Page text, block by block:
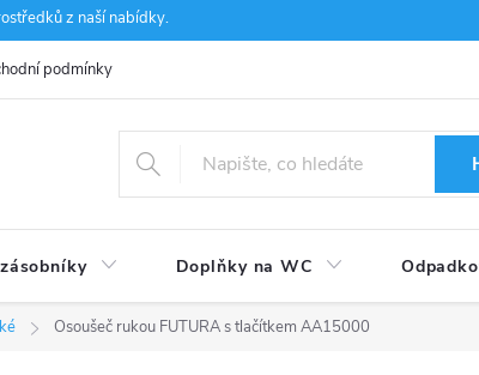
z naší nabídky.
podmínky
Doplňky na WC
Osoušeč rukou FUTURA s tlačítkem AA15000